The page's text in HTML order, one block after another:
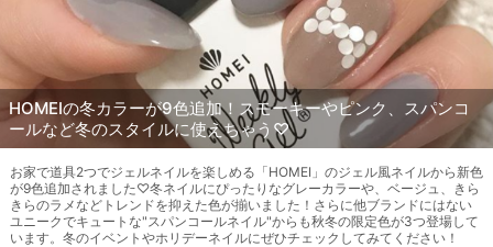
HOMEIの冬カラーが9色追加！スモーキーやピンク、スパンコ
ールなど冬のスタイルに使えちゃう♡
お家で道具2つでジェルネイルを楽しめる「HOMEI」のジェル風ネイルから新色
が9色追加されました♡冬ネイルにぴったりなグレーカラーや、ベージュ、きら
きらのラメなどトレンドを抑えた色が揃いました！さらに他ブランドにはない
ユニークでキュートな"スパンコールネイル"からも秋冬の限定色が3つ登場して
います。冬のイベントやホリデーネイルにぜひチェックしてみてください！